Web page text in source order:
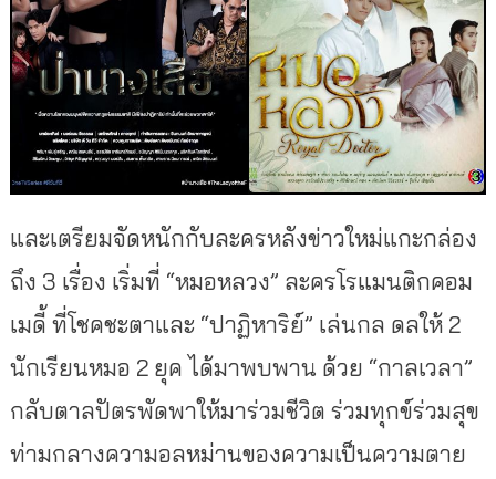
และเตรียมจัดหนักกับละครหลังข่าวใหม่แกะกล่อง
ถึง 3 เรื่อง เริ่มที่ “หมอหลวง” ละครโรแมนติกคอม
เมดี้ ที่โชคชะตาและ “ปาฏิหาริย์” เล่นกล ดลให้ 2
นักเรียนหมอ 2 ยุค ได้มาพบพาน ด้วย “กาลเวลา”
กลับตาลปัตรพัดพาให้มาร่วมชีวิต ร่วมทุกข์ร่วมสุข
ท่ามกลางความอลหม่านของความเป็นความตาย